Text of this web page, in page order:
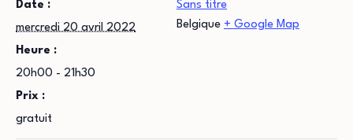
Date :
mercredi 20 avril 2022
Heure :
20h00 - 21h30
Prix :
gratuit
Sans titre
Belgique + Google Map